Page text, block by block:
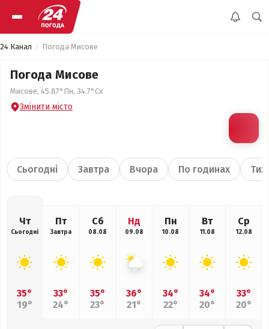
24 Канал Погода Мисове
Погода Мисове
Мисове, 45.87°Пн, 34.7°Сх
Змінити місто
Сьогодні Завтра Вчора По годинах
Чт
Сьогодні
35°
19°
Пт
Завтра
33°
24°
Сб
08.08
35°
23°
Нд
09.08
36°
21°
Пн
10.08
34°
22°
Вт
11.08
34°
20°
Ср
12.08
33°
20°